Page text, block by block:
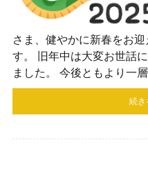
さま、健やかに新春をお
す。 旧年中は大変お世話
ました。 今後ともより一
続